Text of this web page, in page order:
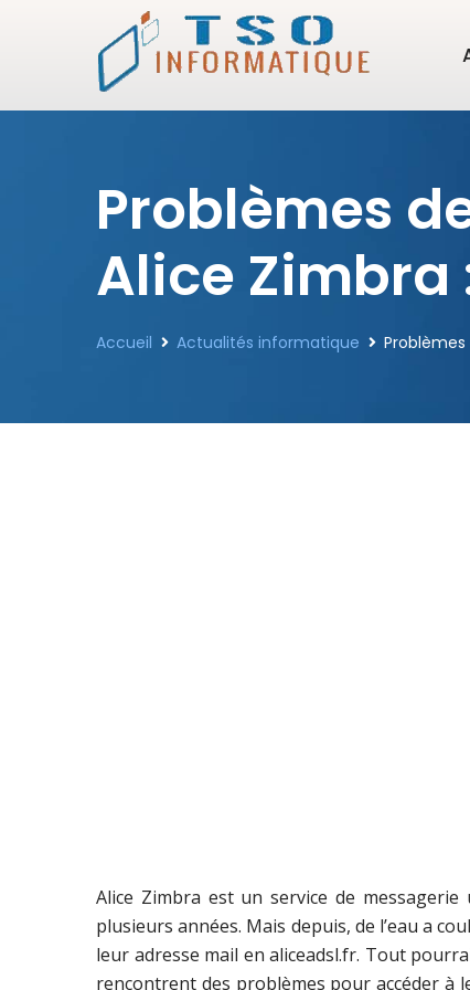
Problèmes
Alice Zimbra
Accueil Actualités informatique
Alice Zimbra est un service de
plusieurs années. Mais depuis, de l’eau a
leur adresse mail en aliceadsl.fr. Tout
rencontrent des problèmes pour accéder à